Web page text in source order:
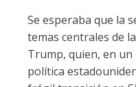
Se esperaba que la
temas centrales de
Trump, quien, en
política